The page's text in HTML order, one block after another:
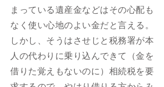
まっている遺産金などはその心配も
なく使い心地のよい金だと言える。
しかし、そうはさせじと税務署が本
人の代わりに乗り込んできて（金を
借りた覚えもないのに）相続税を要